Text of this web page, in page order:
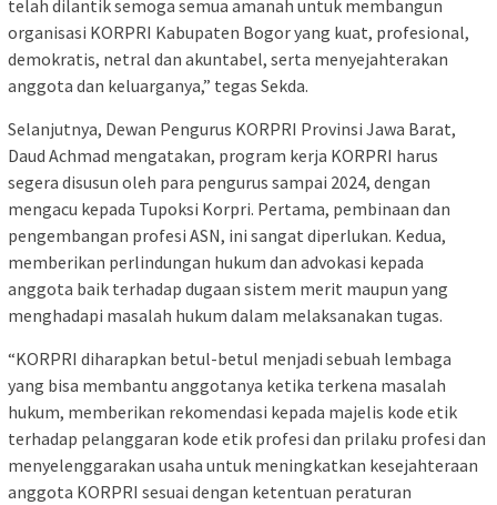
telah dilantik semoga semua amanah untuk membangun
organisasi KORPRI Kabupaten Bogor yang kuat, profesional,
demokratis, netral dan akuntabel, serta menyejahterakan
anggota dan keluarganya,” tegas Sekda.
Selanjutnya, Dewan Pengurus KORPRI Provinsi Jawa Barat,
Daud Achmad mengatakan, program kerja KORPRI harus
segera disusun oleh para pengurus sampai 2024, dengan
mengacu kepada Tupoksi Korpri. Pertama, pembinaan dan
pengembangan profesi ASN, ini sangat diperlukan. Kedua,
memberikan perlindungan hukum dan advokasi kepada
anggota baik terhadap dugaan sistem merit maupun yang
menghadapi masalah hukum dalam melaksanakan tugas.
“KORPRI diharapkan betul-betul menjadi sebuah lembaga
yang bisa membantu anggotanya ketika terkena masalah
hukum, memberikan rekomendasi kepada majelis kode etik
terhadap pelanggaran kode etik profesi dan prilaku profesi dan
menyelenggarakan usaha untuk meningkatkan kesejahteraan
anggota KORPRI sesuai dengan ketentuan peraturan